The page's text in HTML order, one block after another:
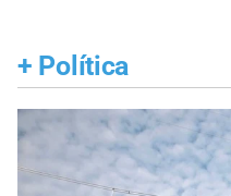
+ Política